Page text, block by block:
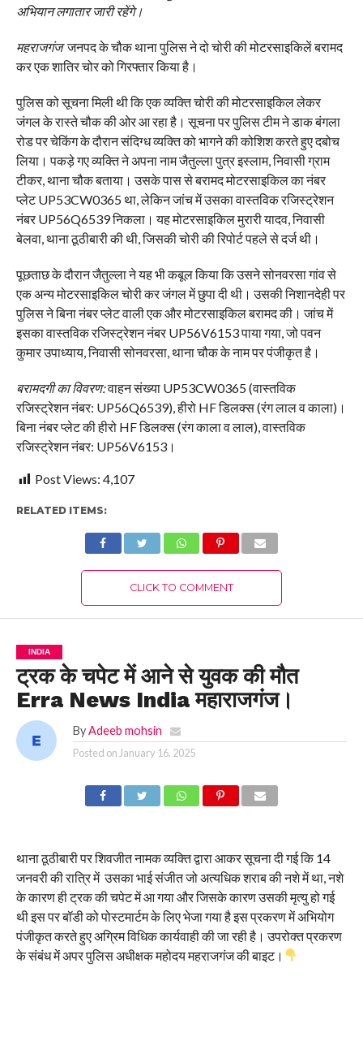
अभियान लगातार जारी रहेंगे।
महराजगंजजनपद के चौक थाना पुलिस ने दो चोरी की मोटरसाइकिलें बरामद
कर एक शातिर चोर को गिरफ्तार किया है।
पुलिस को सूचना मिली थी कि एक व्यक्ति चोरी की मोटरसाइकिल लेकर
जंगल के रास्ते चौक की ओर आ रहा है। सूचना पर पुलिस टीम ने डाक बंगला
रोड पर चेकिंग के दौरान संदिग्ध व्यक्ति को भागने की कोशिश करते हुए दबोच
लिया। पकड़े गए व्यक्ति ने अपना नाम जैतुल्ला पुत्र इस्लाम, निवासी ग्राम
टीकर, थाना चौक बताया। उसके पास से बरामद मोटरसाइकिल का नंबर
प्लेट UP53CW0365 था, लेकिन जांच में उसका वास्तविक रजिस्ट्रेशन
नंबर UP56Q6539 निकला। यह मोटरसाइकिल मुरारी यादव, निवासी
बेलवा, थाना ठूठीबारी की थी, जिसकी चोरी की रिपोर्ट पहले से दर्ज थी।
पूछताछ के दौरान जैतुल्ला ने यह भी कबूल किया कि उसने सोनवरसा गांव से
एक अन्य मोटरसाइकिल चोरी कर जंगल में छुपा दी थी। उसकी निशानदेही पर
पुलिस ने बिना नंबर प्लेट वाली एक और मोटरसाइकिल बरामद की। जांच में
इसका वास्तविक रजिस्ट्रेशन नंबर UP56V6153 पाया गया, जो पवन
कुमार उपाध्याय, निवासी सोनवरसा, थाना चौक के नाम पर पंजीकृत है।
बरामदगी का विवरण:वाहन संख्या UP53CW0365 (वास्तविक
रजिस्ट्रेशन नंबर: UP56Q6539), हीरो HF डिलक्स (रंग लाल व काला)।
बिना नंबर प्लेट की हीरो HF डिलक्स (रंग काला व लाल), वास्तविक
रजिस्ट्रेशन नंबर: UP56V6153।
Post Views: 4,107
RELATED ITEMS:
CLICK TO COMMENT
INDIA
ट्रक के चपेट में आने से युवक की मौत
Erra News India महाराजगंज।
By Adeeb mohsin
Posted on January 16, 2025
थाना ठूठीबारी पर शिवजीत नामक व्यक्ति द्वारा आकर सूचना दी गई कि 14
जनवरी की रात्रि में उसका भाई संजीत जो अत्यधिक शराब की नशे में था, नशे
के कारण ही ट्रक की चपेट में आ गया और जिसके कारण उसकी मृत्यु हो गई
थी इस पर बॉडी को पोस्टमार्टम के लिए भेजा गया है इस प्रकरण में अभियोग
पंजीकृत करते हुए अग्रिम विधिक कार्यवाही की जा रही है। उपरोक्त प्रकरण
के संबंध में अपर पुलिस अधीक्षक महोदय महराजगंज की बाइट।